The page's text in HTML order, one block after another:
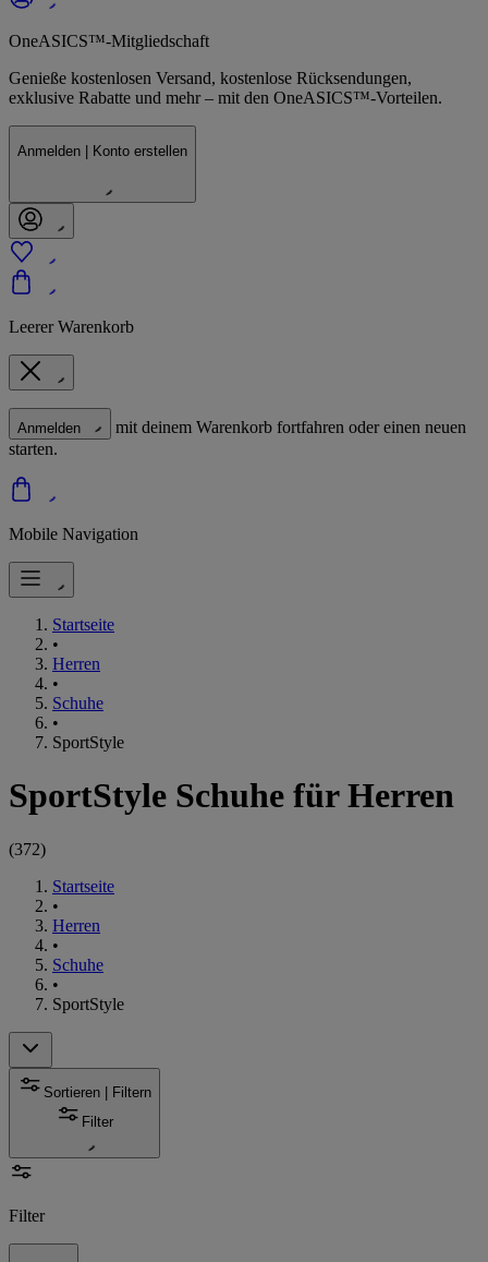
OneASICS™-Mitgliedschaft
Genieße kostenlosen Versand, kostenlose Rücksendungen,
exklusive Rabatte und mehr – mit den OneASICS™-Vorteilen.
Anmelden | Konto erstellen
Leerer Warenkorb
Anmelden
mit deinem Warenkorb fortfahren oder einen neuen
starten.
Mobile Navigation
Startseite
•
Herren
•
Schuhe
•
SportStyle
SportStyle Schuhe für Herren
(372)
Startseite
•
Herren
•
Schuhe
•
SportStyle
Sortieren | Filtern
Filter
Filter